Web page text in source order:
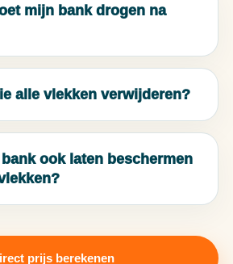
mijn bank drogen na
alle vlekken verwijderen?
ook laten beschermen
prijs berekenen